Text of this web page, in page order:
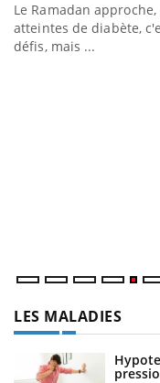
Le Ramadan
atteintes de diabète,
défis, mais ...
LES MALADIES